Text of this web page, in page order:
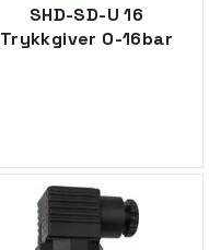
SHD-SD-U 16
Trykkgiver 0-16bar